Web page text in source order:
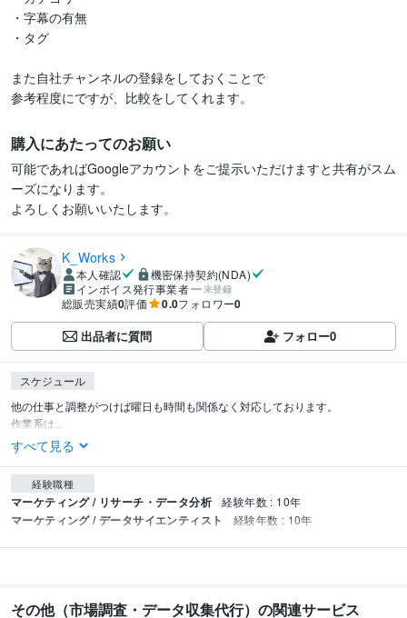
・字幕の有無
・タグ
また自社チャンネルの登録をしておくことで
参考程度にですが、比較をしてくれます。
購入にあたってのお願い
可能であればGoogleアカウントをご提示いただけますと共有がスム
ーズになります。
よろしくお願いいたします。
K_Works
本人確認
機密保持契約(NDA)
インボイス発行事業者
未登録
総販売実績0評価 0.0フォロワー0
出品者に質問 フォロー0
スケジュール
他の仕事と調整がつけば曜日も時間も関係なく対応しております。
作業系は...
すべて見る
経験職種
マーケティング / リサーチ・データ分析 経験年数 : 10年
マーケティング / データサイエンティスト 経験年数 : 10年
その他（市場調査・データ収集代行）の関連サービス